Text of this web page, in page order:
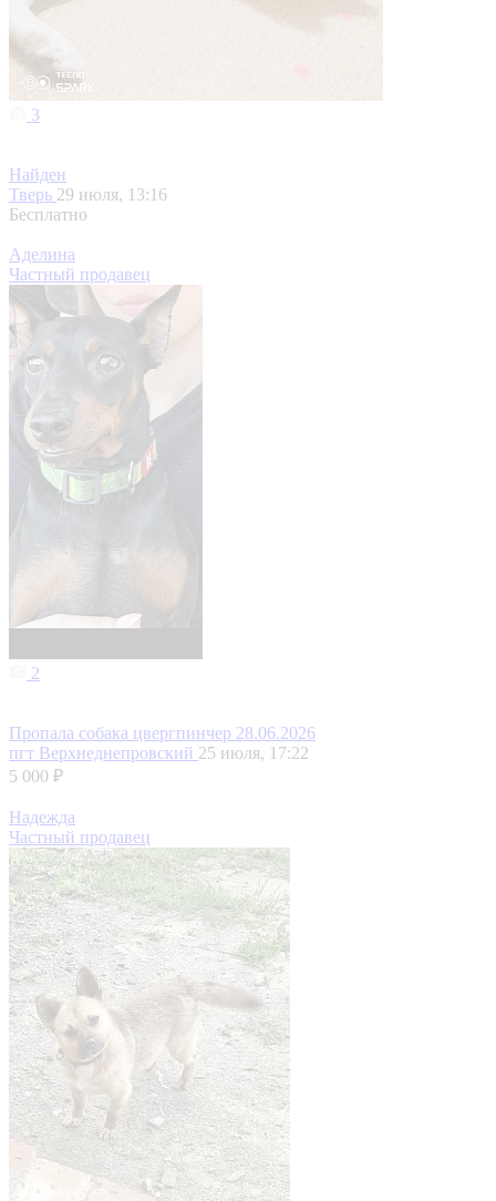
3
Найден
Тверь 29 июля, 13:16
Бесплатно
Аделина
Частный продавец
2
Пропала собака цвергпинчер 28.06.2026
пгт Верхнеднепровский 25 июля, 17:22
5 000 ₽
Надежда
Частный продавец